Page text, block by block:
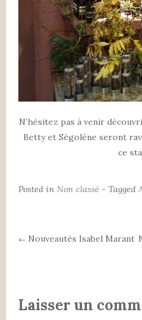
N’hésitez pas à venir
Betty et Ségolène seront
ce
Posted in Non classé - Tagged
← Nouveautés Isabel Marant
Laisser un